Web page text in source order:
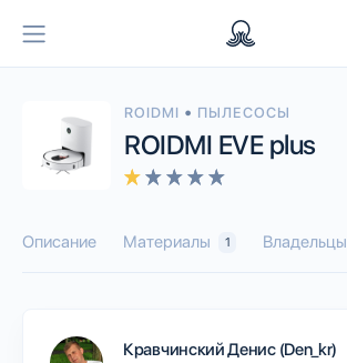
ROIDMI • ПЫЛЕСОСЫ
ROIDMI EVE plus
Описание Материалы 1 Владельцы
Кравчинский Денис (Den_kr)